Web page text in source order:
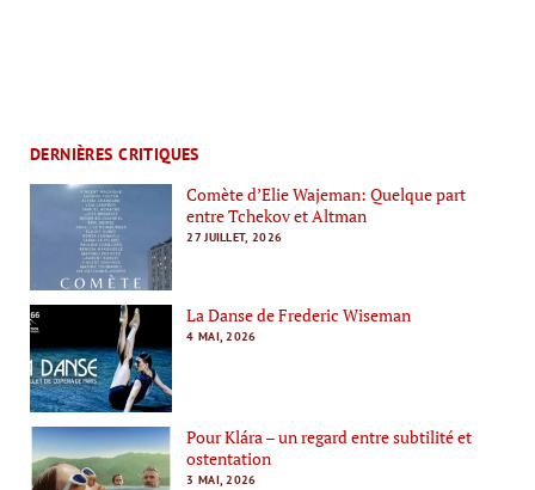
DERNIÈRES CRITIQUES
Comète d’Elie Wajeman: Quelque part
entre Tchekov et Altman
27 JUILLET, 2026
La Danse de Frederic Wiseman
4 MAI, 2026
Pour Klára – un regard entre subtilité et
ostentation
3 MAI, 2026